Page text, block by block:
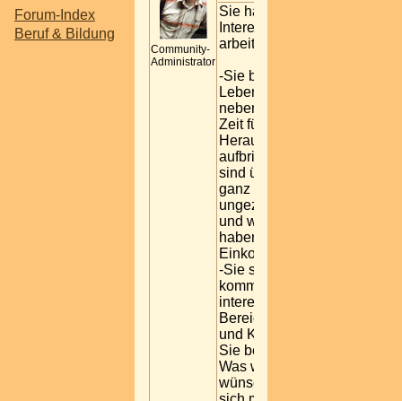
Forum-Index
Beruf & Bildung
Community-
Administrator
Sie haben Freude und
Interesse mit Menschen zu
arbeiten?
-Sie befinden sich in einer
Lebenssituation in der Sie
neben- oder hauptberuflich
Zeit für neue
Herausforderungen
aufbringen können? -Sie
sind über 18 und möchten
ganz flexibel und
ungezwungen arbeiten wo
und wann Sie wollen? -Sie
haben Interesse daran, Ihr
Einkommen aufzubessern?
-Sie sind kontaktfreudig und
kommunikativ? -Sie
interessieren sich für den
Bereich Gesundheit, Sport
und Kosmetik? Dann sind
Sie bei uns genau richtig!
Was wir uns erwarten: -Wir
wünschen uns, dass Sie